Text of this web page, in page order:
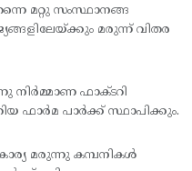
മറ്റു സംസ്ഥാനങ്ങ
മരുന്ന് വിതര
നിര്‍മ്മാണ ഫാക്ടറി
ഫാര്‍മ പാര്‍ക്ക് സ്ഥാപിക്കും.
മരുന്നു കമ്പനികള്‍